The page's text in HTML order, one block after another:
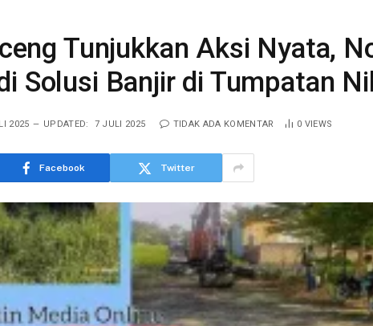
Tunjukkan Aksi Nyata,
Solusi Banjir di Tumpatan
2025 UPDATED: 7 JULI 2025 TIDAK ADA KOMENTAR 0 VIEWS
Facebook Twitter